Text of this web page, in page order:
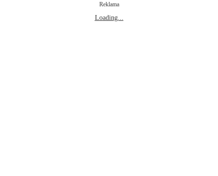
Reklama
Loading...